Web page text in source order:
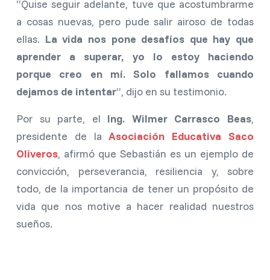
“Quise seguir adelante, tuve que acostumbrarme
a cosas nuevas, pero pude salir airoso de todas
ellas. La vida nos pone desafíos que hay que
aprender a superar, yo lo estoy haciendo
porque creo en mí. Solo fallamos cuando
dejamos de intentar”, dijo en su testimonio.
Por su parte, el Ing. Wilmer Carrasco Beas,
presidente de laAsociación Educativa Saco
Oliveros, afirmó que Sebastián es un ejemplo de
convicción, perseverancia, resiliencia y, sobre
todo, de la importancia de tener un propósito de
vida que nos motive a hacer realidad nuestros
sueños.